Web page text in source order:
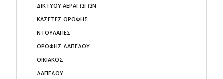
ΔΙΚΤΥΟΥ ΑΕΡΑΓΩΓΩΝ
ΚΑΣΕΤΕΣ ΟΡΟΦΗΣ
ΝΤΟΥΛΑΠΕΣ
ΟΡΟΦΗΣ ΔΑΠΕΔΟΥ
ΟΙΚΙΑΚΟΣ
ΔΑΠΕΔΟΥ